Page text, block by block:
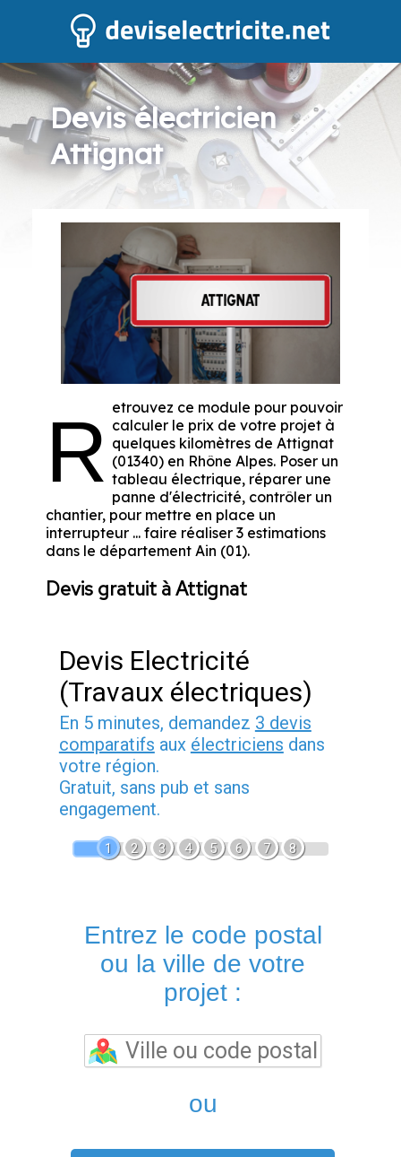
Devis électricien
Attignat
R etrouvez ce module pour pouvoir
calculer le prix de votre projet à
quelques kilomètres de Attignat
(01340) en Rhône Alpes. Poser un
tableau électrique, réparer une
panne d'électricité, contrôler un
chantier, pour mettre en place un
interrupteur ... faire réaliser 3 estimations
dans le département Ain (01).
Devis gratuit à Attignat
Devis Electricité
(Travaux électriques)
En 5 minutes, demandez 3 devis
comparatifs aux électriciens dans
votre région.
Gratuit, sans pub et sans
engagement.
1 2 3 4 5 6 7 8
Entrez le code postal
ou la ville de votre
projet :
ou